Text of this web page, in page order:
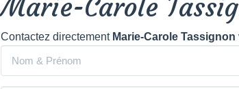
Marie-Carole
Contactez directement Marie-Carole Tassignon